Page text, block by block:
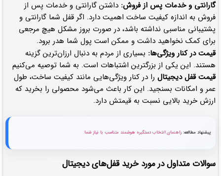
گارانتی و خدمات پس از فروش: داشتن گارانتی و خدمات پس از
فروش به اندازه کیفیت ساخت اهمیت دارد. اگر قفل شما گارانتی و
پشتیبانی مناسبی نداشته باشد، در صورت بروز مشکل هیچ مرجعی
برای کمک نخواهید داشت و ممکن است پول شما هدر برود.
قیمت در کنار ویژگی‌ها: بسیاری از مردم به دنبال ارزان‌ترین گزینه
هستند. این یکی از بزرگترین اشتباهات است. به شما توصیه می‌کنیم
قیمت قفل دیجیتال را در کنار ویژگی‌هایی مانند کیفیت ساخت، طول
عمر و امکانات بسنجید. این کار باعث می‌شود محصولی را بخرید که
ارزش خرید بالایی نسبت به قیمتش دارد.
پیشنهاد مطالعه: راهنمای انتخاب دستگیره هوشمند متناسب با نیاز شما
سوالات متداول در مورد خرید قفل‌های دیجیتال